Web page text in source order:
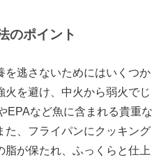
のポイント
逃さないためにはいくつか
を避け、中火から弱火でじ
EPAなど魚に含まれる貴重な
た、フライパンにクッキング
脂が保たれ、ふっくらと仕上